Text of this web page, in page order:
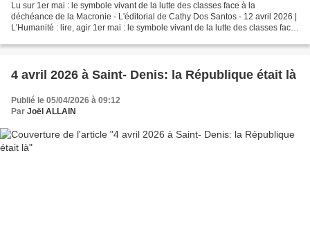
Lu sur 1er mai : le symbole vivant de la lutte des classes face à la
déchéance de la Macronie - L'éditorial de Cathy Dos Santos - 12 avril 2026 |
L'Humanité : lire, agir 1er mai : le symbole vivant de la lutte des classes face
4 avril 2026 à Saint- Denis: la République était là
Publié le 05/04/2026 à 09:12
Par Joël ALLAIN